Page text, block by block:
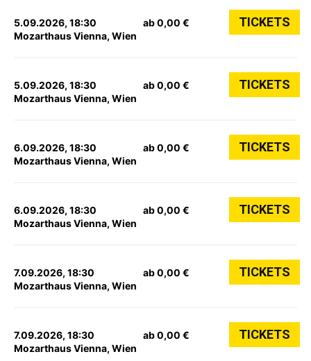
5.09.2026, 18:30
Mozarthaus Vienna, Wien
ab 0,00 € TICKETS
5.09.2026, 18:30
Mozarthaus Vienna, Wien
ab 0,00 € TICKETS
6.09.2026, 18:30
Mozarthaus Vienna, Wien
ab 0,00 € TICKETS
6.09.2026, 18:30
Mozarthaus Vienna, Wien
ab 0,00 € TICKETS
7.09.2026, 18:30
Mozarthaus Vienna, Wien
ab 0,00 € TICKETS
7.09.2026, 18:30
Mozarthaus Vienna, Wien
ab 0,00 € TICKETS